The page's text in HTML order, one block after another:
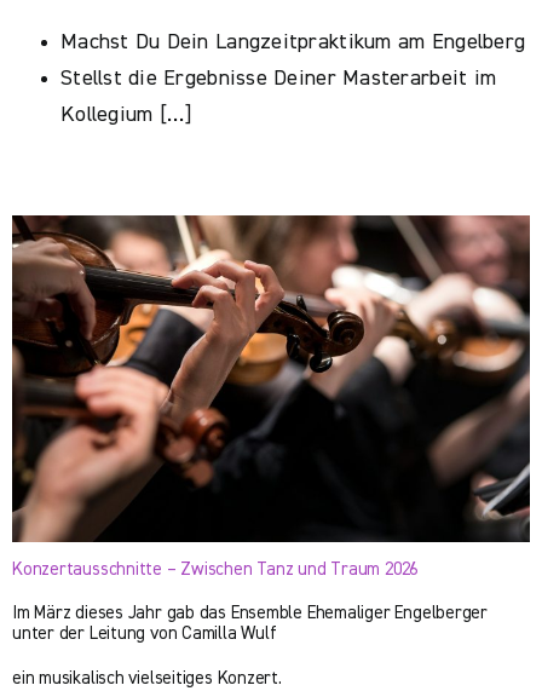
Machst Du Dein Langzeitpraktikum am Engelberg
Stellst die Ergebnisse Deiner Masterarbeit im
Kollegium […]
Konzertausschnitte – Zwischen Tanz und Traum 2026
Im März dieses Jahr gab das Ensemble Ehemaliger Engelberger
unter der Leitung von Camilla Wulf
ein musikalisch vielseitiges Konzert.